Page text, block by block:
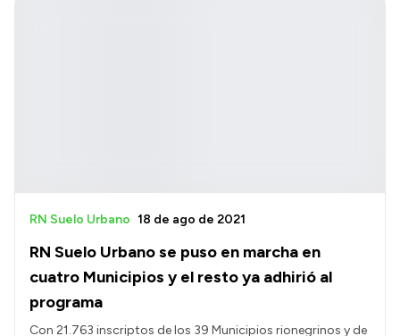
RN Suelo Urbano se puso en marcha en
cuatro Municipios y el resto ya adhirió al
programa
RN Suelo Urbano 18 de ago de 2021
Con 21.763 inscriptos de los 39 Municipios rionegrinos y de